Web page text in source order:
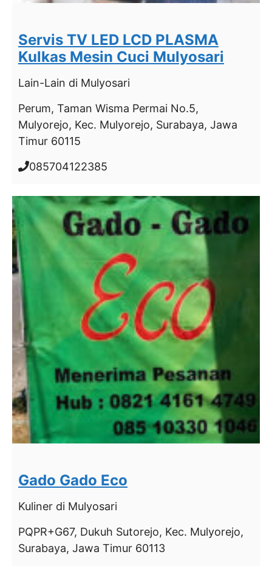
Servis TV LED LCD PLASMA
Kulkas Mesin Cuci Mulyosari
Lain-Lain di Mulyosari
Perum, Taman Wisma Permai No.5,
Mulyorejo, Kec. Mulyorejo, Surabaya, Jawa
Timur 60115
085704122385
Gado Gado Eco
Kuliner di Mulyosari
PQPR+G67, Dukuh Sutorejo, Kec. Mulyorejo,
Surabaya, Jawa Timur 60113